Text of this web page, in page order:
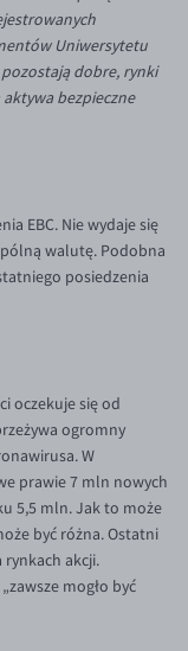
Uniwersytetu
dobre, rynki
bezpieczne
EBC. Nie wydaje się
walutę. Podobna
posiedzenia
oczekuje się od
ogromny
W
prawie 7 mln nowych
5,5 mln. Jak to może
być różna. Ostatni
rynkach akcji.
mogło być